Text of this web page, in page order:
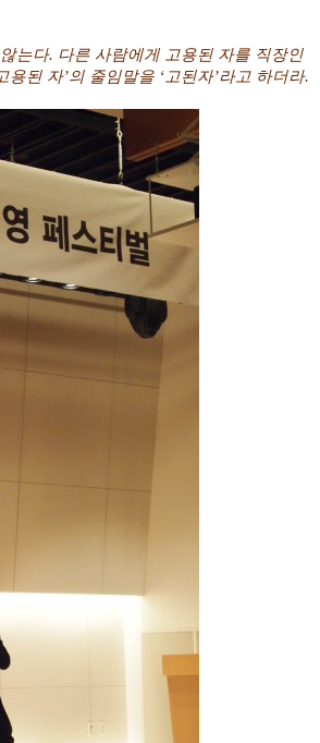
는다. 다른 사람에게 고용된 자를 직장인
된 자’의 줄임말을 ‘고된자’라고 하더라.